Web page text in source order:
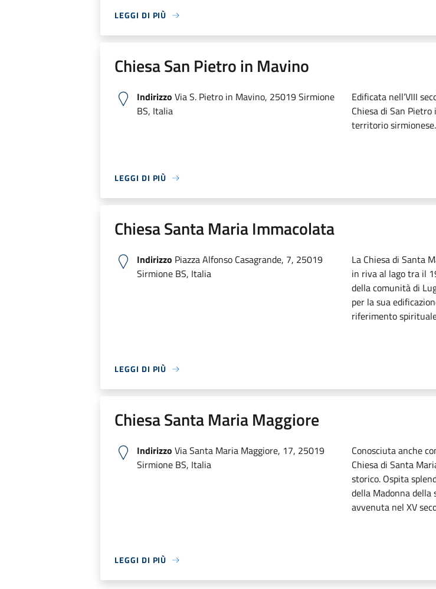
LEGGI DI PIÙ
Chiesa San Pietro in Mavino
Indirizzo Via S. Pietro in Mavino, 25019 Sirmione
BS, Italia
Edificata nell’VIII
Chiesa di San
territorio sirmionese.
LEGGI DI PIÙ
Chiesa Santa Maria Immacolata
Indirizzo Piazza Alfonso Casagrande, 7, 25019
Sirmione BS, Italia
La Chiesa di Santa
in riva al lago tra il
della comunità di
per la sua
riferimento
LEGGI DI PIÙ
Chiesa Santa Maria Maggiore
Indirizzo Via Santa Maria Maggiore, 17, 25019
Sirmione BS, Italia
Conosciuta anche
Chiesa di Santa
storico. Ospita
della Madonna della
avvenuta nel XV
LEGGI DI PIÙ